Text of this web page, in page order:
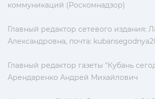
коммуникаций (Роскомнадзор)
Главный редактор сетевого издания:
Александровна, почта:
Главный редактор газеты "Кубань
Арендаренко Андрей Михайлович